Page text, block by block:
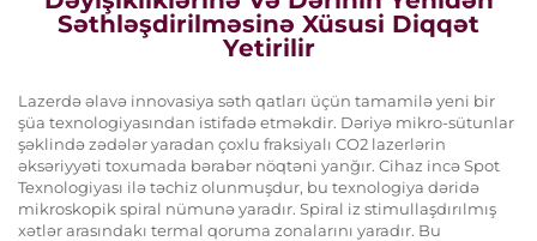
Səthləşdirilməsinə Xüsusi Diqqət
Yetirilir
Lazerdə əlavə innovasiya səth qatları üçün tamamilə yeni bir
şüa texnologiyasından istifadə etməkdir. Dəriyə mikro-sütunlar
şəklində zədələr yaradan çoxlu fraksiyalı CO2 lazerlərin
əksəriyyəti toxumada bərabər nöqtəni yanğır. Cihaz incə Spot
Texnologiyası ilə təchiz olunmuşdur, bu texnologiya dəridə
mikroskopik spiral nümunə yaradır. Spiral iz stimullaşdırılmış
xətlər arasındakı termal qoruma zonalarını yaradır. Bu